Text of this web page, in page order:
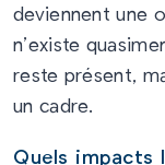
deviennent une
n’existe
reste présent,
un cadre.
Quels impacts